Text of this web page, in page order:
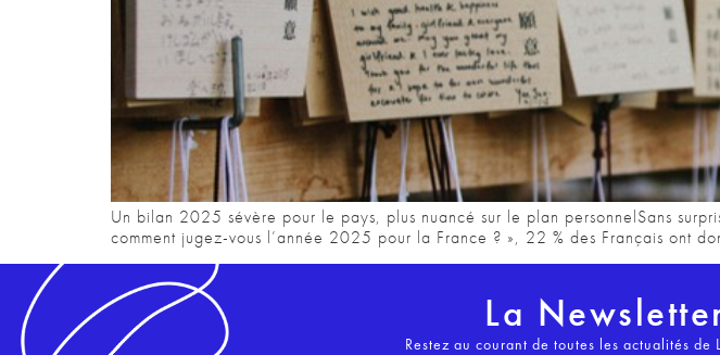
Un bilan 2025 sévère pour le pays, plus nuancé sur le plan personnelSans
comment jugez-vous l’année 2025 pour la France ? », 22 % des Français ont
La
Restez au courant de toutes les actualités